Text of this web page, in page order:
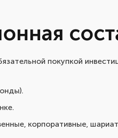
покупкой
корпоративные,